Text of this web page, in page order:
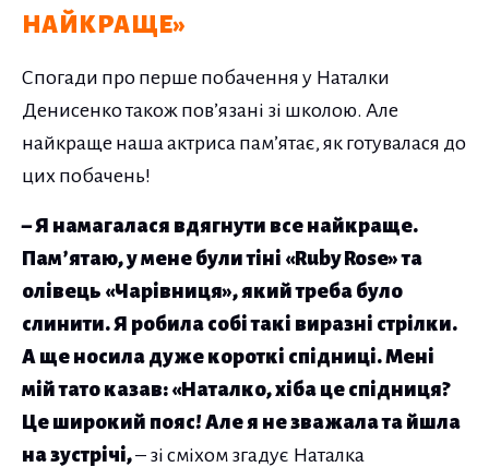
НАЙКРАЩЕ»
Спогади про перше побачення у Наталки
Денисенко також пов’язані зі школою. Але
найкраще наша актриса пам’ятає, як готувалася до
цих побачень!
– Я намагалася вдягнути все найкраще.
Пам’ятаю, у мене були тіні «Ruby Rose» та
олівець «Чарівниця», який треба було
слинити. Я робила собі такі виразні стрілки.
А ще носила дуже короткі спідниці. Мені
мій тато казав: «Наталко, хіба це спідниця?
Це широкий пояс! Але я не зважала та йшла
на зустрічі,– зі сміхом згадує Наталка